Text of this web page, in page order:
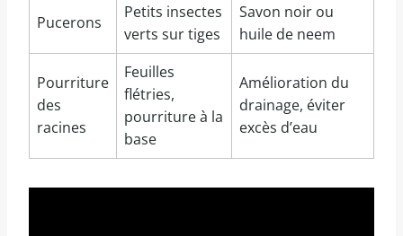
Pucerons
Petits insectes
verts sur tiges
Savon noir ou
huile de neem
Pourriture
des
racines
Feuilles
flétries,
pourriture à la
base
Amélioration du
drainage, éviter
excès d’eau